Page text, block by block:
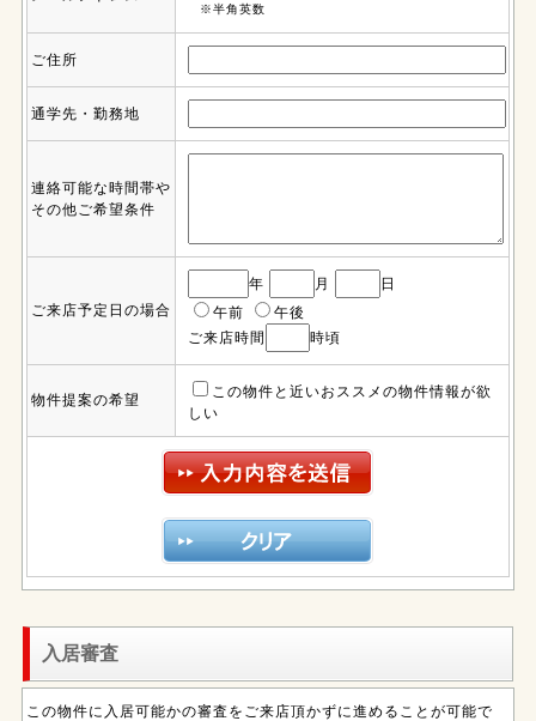
※半角英数
ご住所
通学先・勤務地
連絡可能な時間帯や
その他ご希望条件
ご来店予定日の場合
年 月
日
午前
午後
ご来店時間
時頃
物件提案の希望
この物件と近いおススメの物件情報が欲
しい
入居審査
この物件に入居可能かの審査をご来店頂かずに進めることが可能で